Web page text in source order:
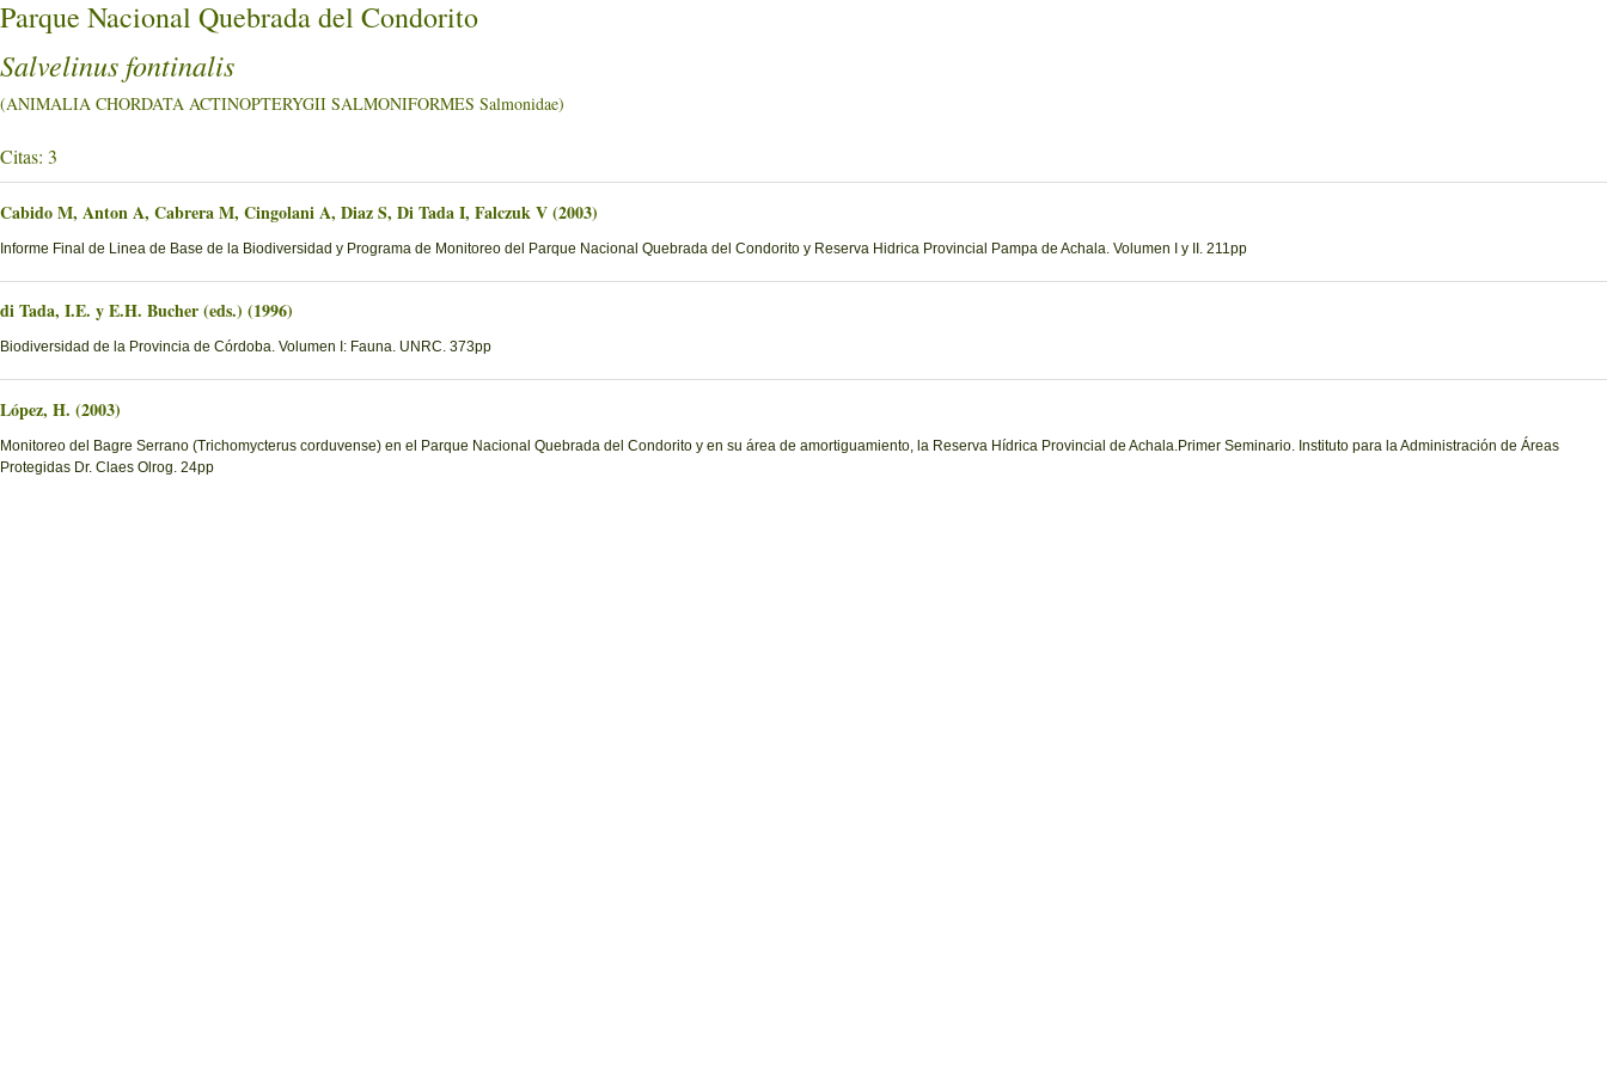
Parque Nacional Quebrada del Condorito
Salvelinus fontinalis
(ANIMALIA CHORDATA ACTINOPTERYGII SALMONIFORMES Salmonidae)
Citas: 3
Cabido M, Anton A, Cabrera M, Cingolani A, Diaz S, Di Tada I, Falczuk V (2003)
Informe Final de Linea de Base de la Biodiversidad y Programa de Monitoreo del Parque Nacional Quebrada del Condorito y Reserva Hidrica Provincial Pampa de Achala. Volumen I y II. 211pp
di Tada, I.E. y E.H. Bucher (eds.) (1996)
Biodiversidad de la Provincia de Córdoba. Volumen I: Fauna. UNRC. 373pp
López, H. (2003)
Monitoreo del Bagre Serrano (Trichomycterus corduvense) en el Parque Nacional Quebrada del Condorito y en su área de amortiguamiento, la Reserva Hídrica Provincial de Achala.Primer Seminario. Instituto para la Administración de Áreas
Protegidas Dr. Claes Olrog. 24pp